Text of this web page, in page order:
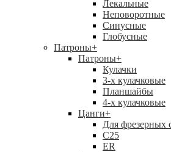
Лекальные
Неповоротные
Синусные
Глобусные
Патроны+
Патроны+
Кулачки
3-х кулачковые
Планшайбы
4-х кулачковые
Цанги+
Для фрезерных
С25
ER